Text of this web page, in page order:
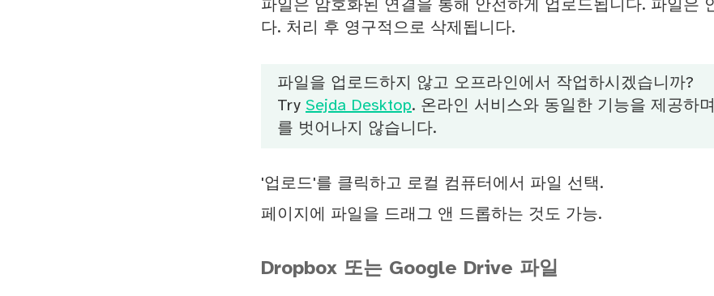
파일은 암호화된 연결을 통해 안전하게 업로드됩니다. 파일은
다. 처리 후 영구적으로 삭제됩니다.
파일을 업로드하지 않고 오프라인에서 작업하시겠습니까?
Try Sejda Desktop. 온라인 서비스와 동일한 기능을 제공하
를 벗어나지 않습니다.
'업로드'를 클릭하고 로컬 컴퓨터에서 파일 선택.
페이지에 파일을 드래그 앤 드롭하는 것도 가능.
Dropbox 또는 Google Drive 파일